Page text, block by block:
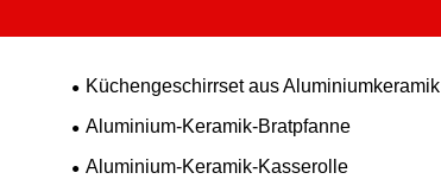
Küchengeschirrset aus Aluminiumkeramik
Aluminium-Keramik-Bratpfanne
Aluminium-Keramik-Kasserolle